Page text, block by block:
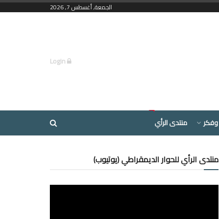
الجمعة, أغسطس 7, 2026
منتدى الرأي
منتدى الرأي للحوار الديمقراطي (يوتيوب)